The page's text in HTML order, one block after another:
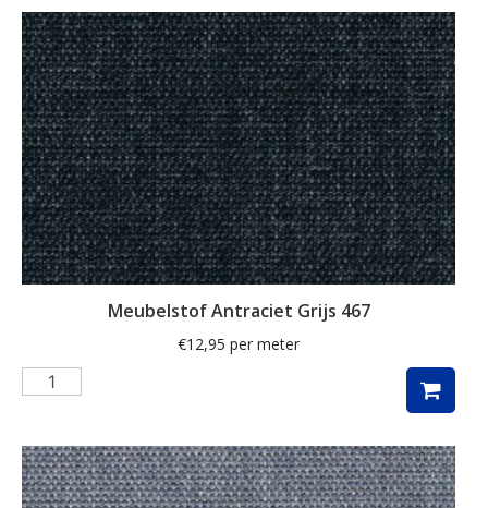
ganzen
gemberkoekjes
geometrisch
ginko
gnome
grafisch
groene thee
hartjes
herfstblad
herfstbladeren
Meubelstof Antraciet Grijs 467
€12,95 per meter